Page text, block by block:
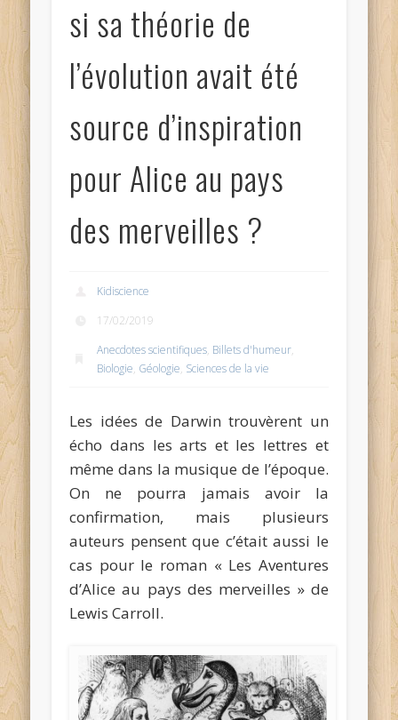
si sa théorie de
l’évolution avait été
source d’inspiration
pour Alice au pays
des merveilles ?
Kidiscience
17/02/2019
Anecdotes scientifiques, Billets d'humeur,
Biologie, Géologie, Sciences de la vie
Les idées de Darwin trouvèrent un
écho dans les arts et les lettres et
même dans la musique de l’époque.
On ne pourra jamais avoir la
confirmation, mais plusieurs
auteurs pensent que c’était aussi le
cas pour le roman « Les Aventures
d’Alice au pays des merveilles » de
Lewis Carroll.